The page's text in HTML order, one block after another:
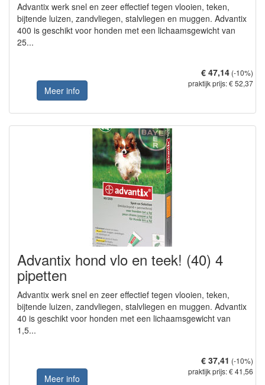
Advantix werk snel en zeer effectief tegen vlooien, teken,
bijtende luizen, zandvliegen, stalvliegen en muggen. Advantix
400 is geschikt voor honden met een lichaamsgewicht van
25...
Meer info
€ 47,14 (-10%)
praktijk prijs: € 52,37
Advantix hond vlo en teek! (40) 4
pipetten
Advantix werk snel en zeer effectief tegen vlooien, teken,
bijtende luizen, zandvliegen, stalvliegen en muggen. Advantix
40 is geschikt voor honden met een lichaamsgewicht van
1,5...
Meer info
€ 37,41 (-10%)
praktijk prijs: € 41,56